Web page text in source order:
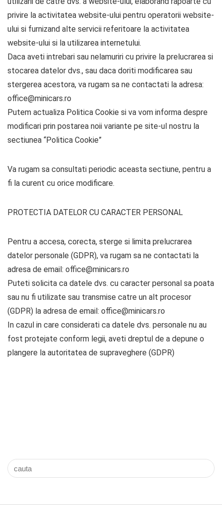
privire la activitatea website-ului pentru operatorii website-
ului si furnizand alte servicii referitoare la activitatea
website-ului si la utilizarea internetului.
Daca aveti intrebari sau nelamuriri cu privire la prelucrarea si
stocarea datelor dvs., sau daca doriti modificarea sau
stergerea acestora, va rugam sa ne contactati la adresa:
office@minicars.ro
Putem actualiza Politica Cookie si va vom informa despre
modificari prin postarea noii variante pe site-ul nostru la
sectiunea “Politica Cookie”
Va rugam sa consultati periodic aceasta sectiune, pentru a
fi la curent cu orice modificare.
PROTECTIA DATELOR CU CARACTER PERSONAL
Pentru a accesa, corecta, sterge si limita prelucrarea
datelor personale (GDPR), va rugam sa ne contactati la
adresa de email: office@minicars.ro
Puteti solicita ca datele dvs. cu caracter personal sa poata
sau nu fi utilizate sau transmise catre un alt procesor
(GDPR) la adresa de email: office@minicars.ro
In cazul in care considerati ca datele dvs. personale nu au
fost protejate conform legii, aveti dreptul de a depune o
plangere la autoritatea de supraveghere (GDPR)